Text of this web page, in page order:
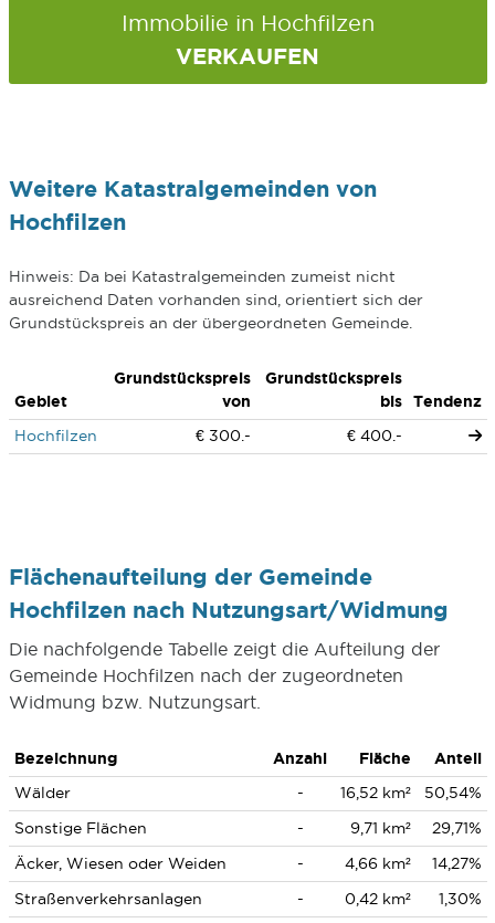
Immobilie in Hochfilzen
VERKAUFEN
Weitere Katastralgemeinden von
Hochfilzen
Hinweis: Da bei Katastralgemeinden zumeist nicht
ausreichend Daten vorhanden sind, orientiert sich der
Grundstückspreis an der übergeordneten Gemeinde.
Gebiet
Grundstückspreis
von
Grundstückspreis
bis
Tendenz
Hochfilzen
€ 300.- € 400.-
Flächenaufteilung der Gemeinde
Hochfilzen nach Nutzungsart/Widmung
Die nachfolgende Tabelle zeigt die Aufteilung der
Gemeinde Hochfilzen nach der zugeordneten
Widmung bzw. Nutzungsart.
Bezeichnung Anzahl Fläche
Anteil
Wälder
- 16,52 km²
50,54%
Sonstige Flächen
- 9,71 km²
29,71%
Äcker, Wiesen oder Weiden
- 4,66 km²
14,27%
Straßenverkehrsanlagen
- 0,42 km² 1,30%